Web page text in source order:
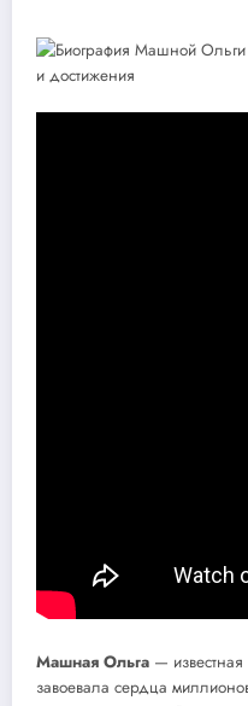
Машная Ольга — известная
завоевала сердца